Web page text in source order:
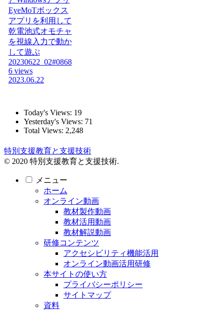
EyeMoTボックス
アプリを利用して
乾電池式オモチャ
を視線入力で動か
して遊ぶ
20230622_02#0868
6 views
2023.06.22
Today's Views: 19
Yesterday's Views: 71
Total Views: 2,248
特別支援教育と支援技術
© 2020 特別支援教育と支援技術.
メニュー
ホーム
オンライン動画
教材製作動画
教材活用動画
教材解説動画
研修コンテンツ
アクセシビリティ機能活用
オンライン動画活用研修
本サイトの使い方
プライバシーポリシー
サイトマップ
資料